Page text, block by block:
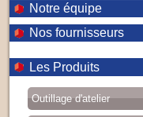
Notre équipe
Nos fournisseurs
Les Produits
Outillage d'atelier